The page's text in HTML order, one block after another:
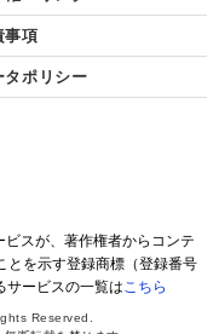
事項
タポリシー
スが、著作権者からコンテ
とを示す登録商標（登録番号
サービスの一覧はこちら
Reserved.